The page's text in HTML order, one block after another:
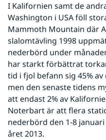
I Kalifornien samt de
Washington i USA föll
Mammoth Mountain där
slalomtävling 1998
nederbörd under
har starkt förbättrat
tid i fjol befann sig 45%
men den senaste tidens
att endast 2% av
Noterbart är att flera
nederbörd den 1-8
året 2013.